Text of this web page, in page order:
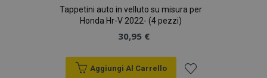
Tappetini auto in velluto su misura per
Honda Hr-V 2022- (4 pezzi)
30,95 €
Aggiungi Al Carrello